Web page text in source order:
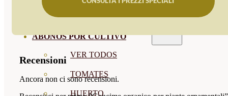
PROFESIONALES
ABONOS POR CULTIVO
VER TODOS
TOMATES
HUERTO
Recensioni
Ancora non ci sono recensioni.